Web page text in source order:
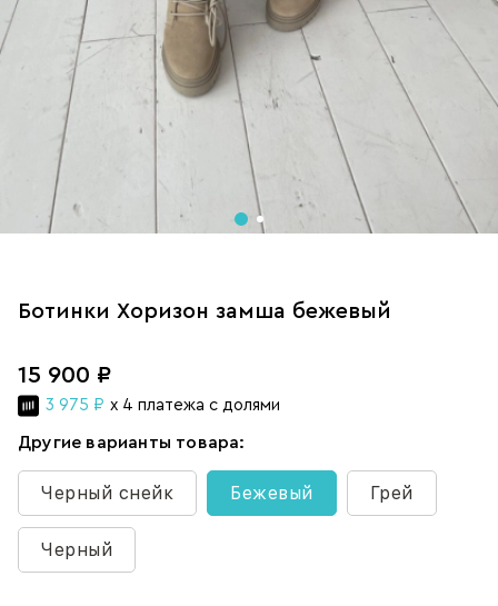
Ботинки Хоризон замша бежевый
15 900 ₽
3 975 ₽ x 4 платежа с долями
Другие варианты товара:
Черный снейк Бежевый Грей
Черный